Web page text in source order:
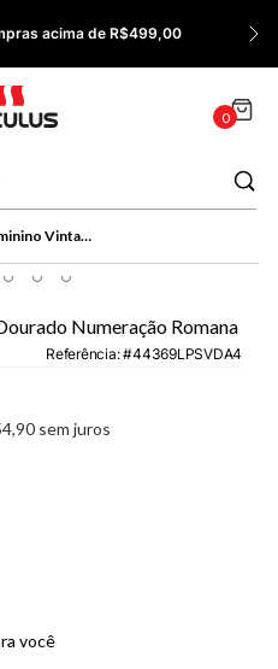
acima de R$499,00
0
Relógio Feminino Vintage Dourado Numeração Romana
Numeração Romana
Referência: 44369LPSVDA4
,90 sem juros
você